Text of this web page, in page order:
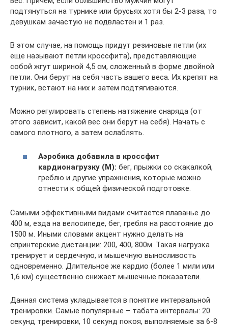
подтянуться на турнике или брусьях хотя бы 2-3 раза, то
девушкам зачастую не подвластен и 1 раз.
В этом случае, на помощь придут резиновые петли (их
еще называют петли кроссфита), представляющие
собой жгут шириной 4,5 см, сложенный в форме двойной
петли. Они берут на себя часть вашего веса. Их крепят на
турник, встают на них и затем подтягиваются.
Можно регулировать степень натяжение снаряда (от
этого зависит, какой вес они берут на себя). Начать с
самого плотного, а затем ослаблять.
Аэробика добавила в кроссфит
кардионагрузку (M): бег, прыжки со скакалкой,
греблю и другие упражнения, которые можно
отнести к общей физической подготовке.
Самыми эффективными видами считается плаванье до
400 м, езда на велосипеде, бег, гребля на расстояние до
1500 м. Иными словами акцент нужно делать на
спринтерские дистанции: 200, 400, 800м. Такая нагрузка
тренирует и сердечную, и мышечную выносливость
одновременно. Длительное же кардио (более 1 мили или
1,6 км) существенно снижает мышечные показатели.
Данная система укладывается в понятие интервальной
тренировки. Самые популярные – табата интервалы: 20
секунд тренировки, 10 секунд покоя, выполняемые за 6-8